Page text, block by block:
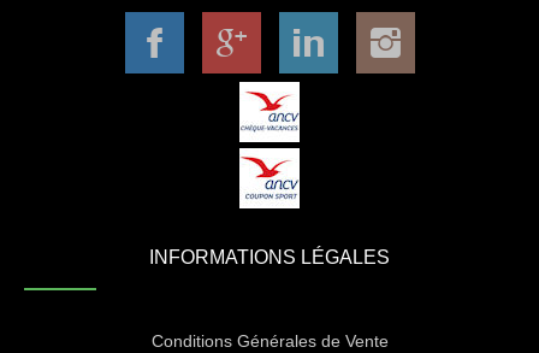
INFORMATIONS LÉGALES
Conditions Générales de Vente